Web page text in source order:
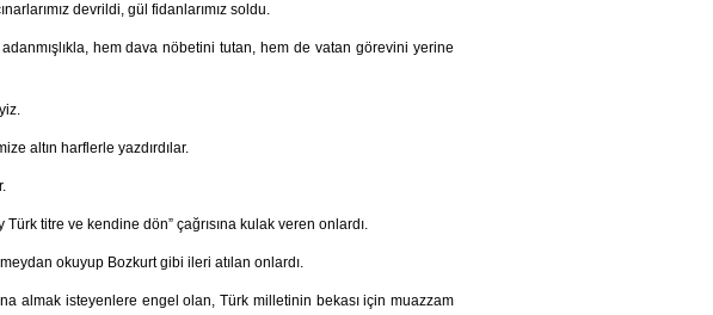
devrildi, gül fidanlarımız soldu.
hem dava nöbetini tutan, hem de vatan görevini yerine
altın harflerle yazdırdılar.
titre ve kendine dön” çağrısına kulak veren onlardı.
okuyup Bozkurt gibi ileri atılan onlardı.
almak isteyenlere engel olan, Türk milletinin bekası için muazzam